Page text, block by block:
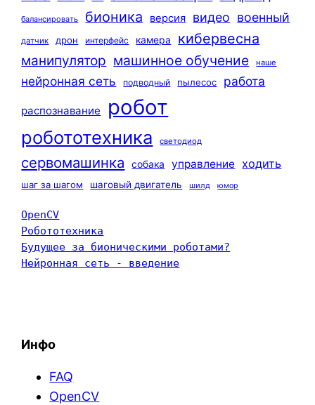
балансировать бионика версия видео военный
датчик дрон интерфейс камера кибервесна
манипулятор машинное обучение наше
нейронная сеть подводный пылесос работа
распознавание робот
робототехника светодиод
сервомашинка собака управление ходить
шаг за шагом шаговый двигатель шилд юмор
OpenCV
Робототехника
Будущее за бионическими роботами?
Нейронная сеть - введение
Инфо
FAQ
OpenCV